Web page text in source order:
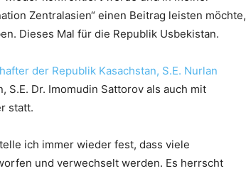
Zentralasien“ einen Beitrag leisten möchte,
Dieses Mal für die Republik Usbekistan.
der Republik Kasachstan, S.E. Nurlan
S.E. Dr. Imomudin Sattorov als auch mit
statt.
ich immer wieder fest, dass viele
und verwechselt werden. Es herrscht